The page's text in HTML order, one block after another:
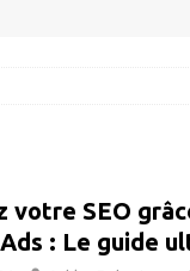
votre SEO
: Le guide